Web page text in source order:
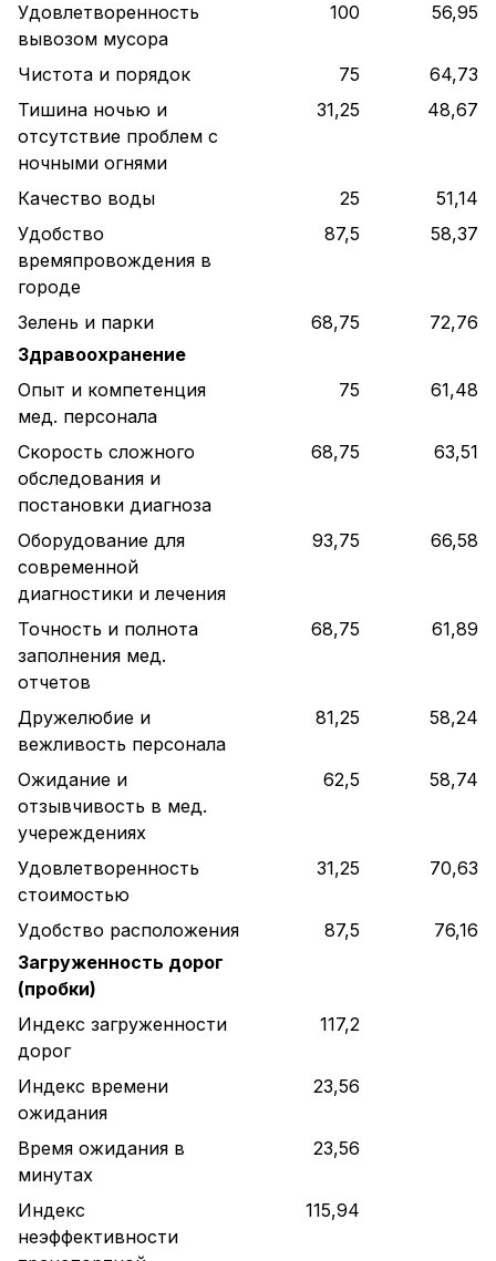
Удовлетворенность
вывозом мусора
100 56,95
Чистота и порядок 75
64,73
Тишина ночью и
отсутствие проблем с
ночными огнями
31,25 48,67
Качество воды 25
51,14
Удобство
времяпровождения в
городе
87,5 58,37
Зелень и парки 68,75
72,76
Здравоохранение
Опыт и компетенция
мед. персонала
75 61,48
Скорость сложного
обследования и
постановки диагноза
68,75 63,51
Оборудование для
современной
диагностики и лечения
93,75 66,58
Точность и полнота
заполнения мед.
отчетов
68,75 61,89
Дружелюбие и
вежливость персонала
81,25 58,24
Ожидание и
отзывчивость в мед.
учереждениях
62,5 58,74
Удовлетворенность
стоимостью
31,25 70,63
Удобство расположения 87,5
76,16
Загруженность дорог
(пробки)
Индекс загруженности
дорог
117,2
Индекс времени
ожидания
23,56
Время ожидания в
минутах
23,56
Индекс
неэффективности
115,94